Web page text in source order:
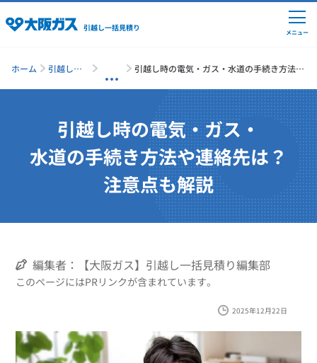
引越し一括見積り
引越しの準備
引越し費用の相場
引越し業者ランキング
見積り依頼
メニュー
ホーム
引越し一
引越し時の電気・ガス・水道の手続き方法や
引越し時の電気・ガス・
水道の手続き方法や連絡先は？
注意点も解説
編集者：【大阪ガス】引越し一括見積り編集部
このページにはPRリンクが含まれています。
2025年12月22日